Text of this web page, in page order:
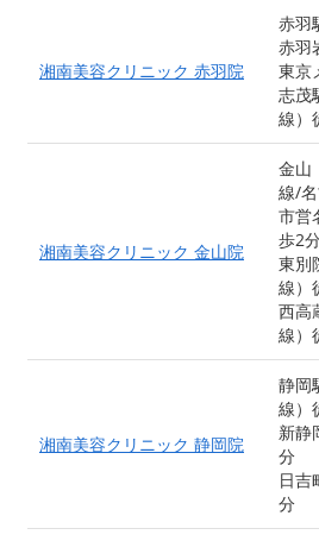
湘南美容クリニック 赤羽院
赤羽
赤羽
東京
志茂
線）
湘南美容クリニック 金山院
金山
線/
市営
歩2
東別
線）
西高
線）
湘南美容クリニック 静岡院
静岡
線）
新静
分
日吉
分